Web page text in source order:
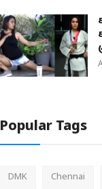
Popular Tags
DMK Chennai